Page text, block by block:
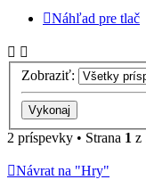
Náhľad pre tlač
Zobraziť:
2 príspevky • Strana 1 z
Návrat na "Hry"